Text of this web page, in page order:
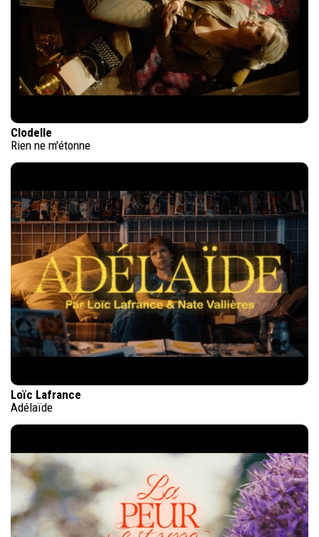
Clodelle
Rien ne m'étonne
Loïc Lafrance
Adélaïde